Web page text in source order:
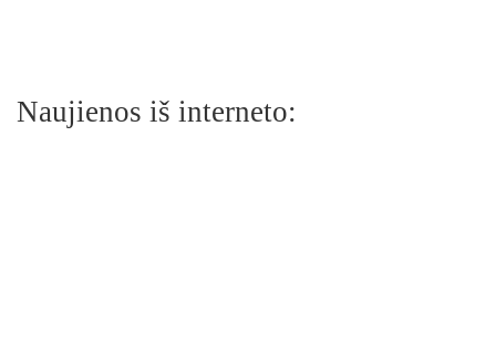
Naujienos iš interneto: